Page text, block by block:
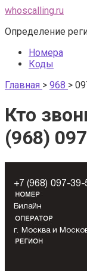
Перейти
контенту
whoscalling.ru
Определение
Номера
Коды
Главная > 968 >
Кто
(968)